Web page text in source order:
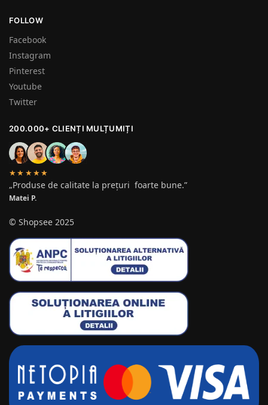
FOLLOW
Facebook
Instagram
Pinterest
Youtube
Twitter
200.000+ CLIENȚI MULȚUMIȚI
★★★★★
„Produse de calitate la prețuri foarte bune.”
Matei P.
© Shopsee 2025